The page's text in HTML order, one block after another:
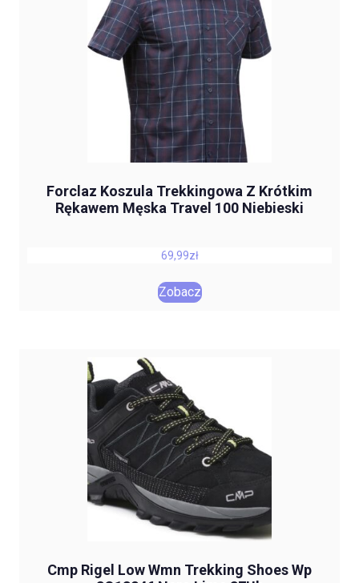
Forclaz Koszula Trekkingowa Z Krótkim
Rękawem Męska Travel 100 Niebieski
69,99zł
Zobacz
Cmp Rigel Low Wmn Trekking Shoes Wp